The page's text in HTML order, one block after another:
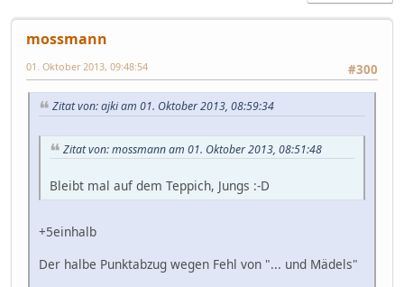
mossmann
#300
01. Oktober 2013, 09:48:54
Zitat von: ajki am 01. Oktober 2013, 08:59:34
Zitat von: mossmann am 01. Oktober 2013, 08:51:48
Bleibt mal auf dem Teppich, Jungs :-D
+5einhalb
Der halbe Punktabzug wegen Fehl von "... und Mädels"